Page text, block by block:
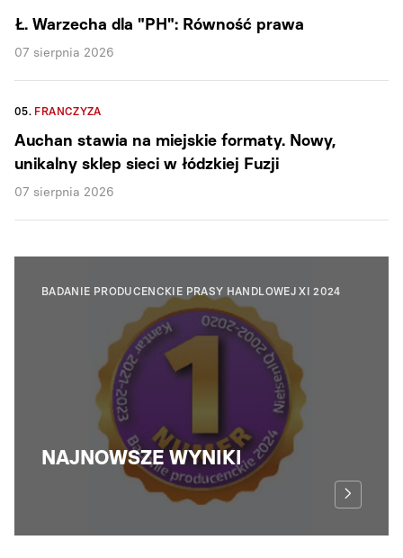
Ł. Warzecha dla "PH": Równość prawa
07 sierpnia 2026
05. FRANCZYZA
Auchan stawia na miejskie formaty. Nowy,
unikalny sklep sieci w łódzkiej Fuzji
07 sierpnia 2026
BADANIE PRODUCENCKIE PRASY HANDLOWEJ XI 2024
NAJNOWSZE WYNIKI